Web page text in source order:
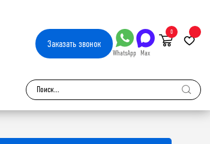
Заказатьзвонок
WhatsApp Max
0